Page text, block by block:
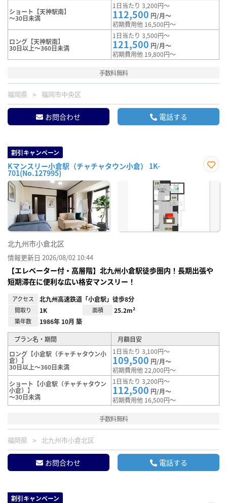
ショート【天神駅南】
～30日未満
1日当たり 3,200円～
112,500 円/月～
初期費用他 16,500円～
ロング【天神駅南】
30日以上～360日未満
1日当たり 3,500円～
121,500 円/月～
初期費用他 19,800円～
手数料無料
福岡県 福岡市中央区
お問合わせ 電話する
割引キャンペーン
Kマンスリー小倉駅（チャチャタウン小倉） 1K-
701(No.127995)
に入
北九州市小倉北区
情報更新日 2026/08/02 10:44
【エレベーター付・高層階】北九州小倉駅徒歩圏内！長期出張や
短期滞在に便利な広い格安マンスリー！
アクセス 北九州高速鉄道「小倉駅」徒歩8分
間取り 1K 面積 25.2m²
築年数 1986年 10月 築
プラン名・期間
月額目安
ロング【小倉駅（チャチャタウン小
倉）】
30日以上～360日未満
1日当たり 3,100円～
109,500 円/月～
初期費用他 22,000円～
ショート【小倉駅（チャチャタウン
小倉）】
～30日未満
1日当たり 3,200円～
112,500 円/月～
初期費用他 16,500円～
手数料無料
福岡県 北九州市小倉北区
お問合わせ 電話する
割引キャンペーン